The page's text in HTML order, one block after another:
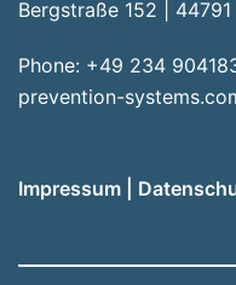
Bergstraße 152 |
Phone: +49 234
prevention-
Impressum